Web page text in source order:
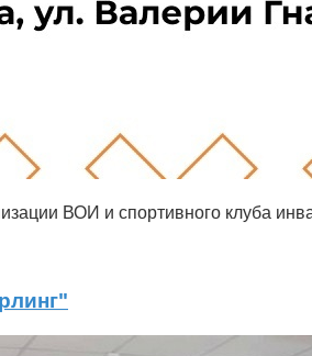
ВОИ и спортивного клуба